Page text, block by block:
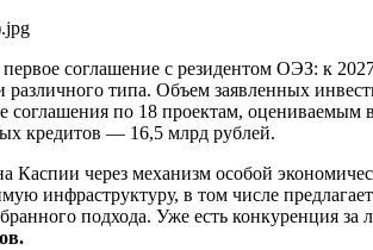
соглашение с резидентом ОЭЗ: к
различного типа. Объем заявленных
по 18 проектам,
кредитов — 16,5 млрд рублей.
Каспии через механизм особой
инфраструктуру, в том числе
подхода. Уже есть конкуренция